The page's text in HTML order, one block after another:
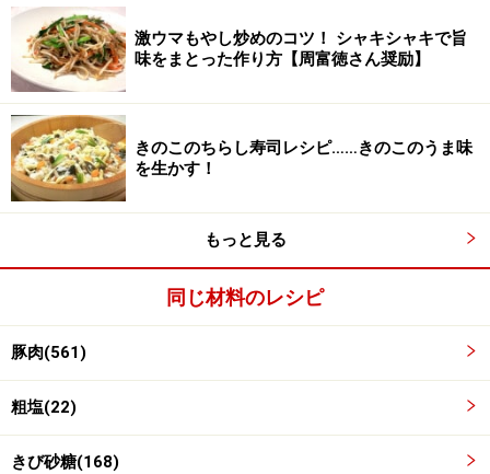
3
３時間～３時間半塩抜き
流水に３時間～３時間半つけて、塩抜きする。
３時間つけたら端を少し切り取って、レンジで加熱して
食べてみて塩味を確認する
激ウマもやし炒めのコツ！ シャキシャキで旨
味をまとった作り方【周富徳さん奨励】
きのこのちらし寿司レシピ……きのこのうま味
を生かす！
もっと見る
同じ材料のレシピ
豚肉(561)
粗塩(22)
きび砂糖(168)